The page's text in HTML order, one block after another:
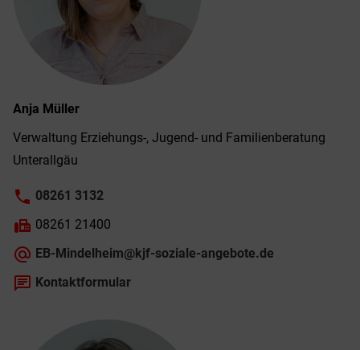
Anja Müller
Verwaltung Erziehungs-, Jugend- und Familien­beratung
Unter­allgäu
phone 08261 3132
fax 08261 21400
alternate_email EB-Mindelheim@kjf-soziale-angebote.de
chat Kontaktformular